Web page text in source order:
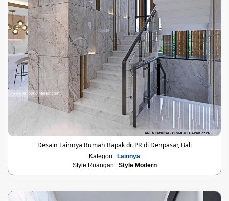
Desain Lainnya Rumah Bapak dr. PR di Denpasar, Bali
Kategori : Lainnya
Style Ruangan : Style Modern